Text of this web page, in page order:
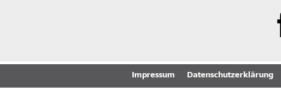
Impressum Datenschutzerklärung